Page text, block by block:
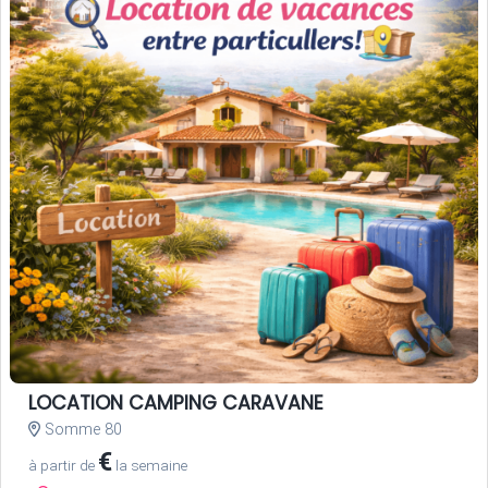
LOCATION CAMPING CARAVANE
Somme 80
à partir de € la semaine